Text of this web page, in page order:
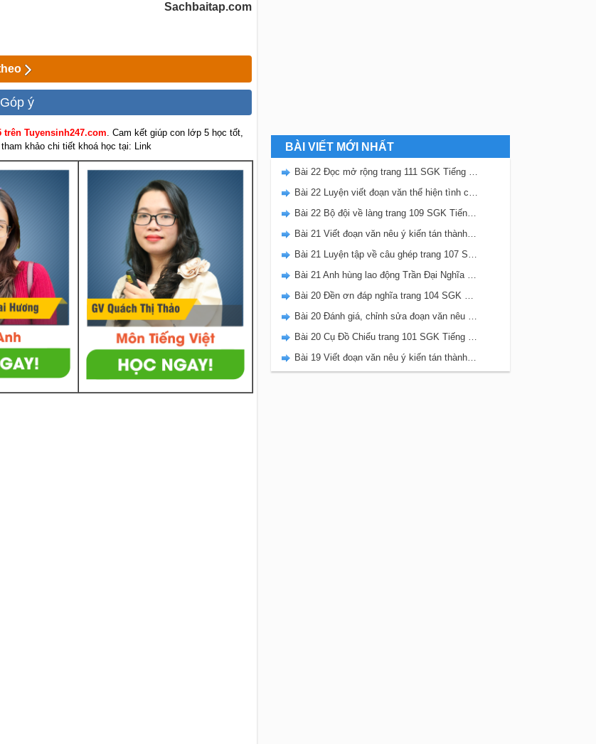
Sachbaitap.com
ý
Tuyensinh247.com. Cam kết giúp con lớp 5 học tốt,
khảo chi tiết khoá học tại: Link
BÀI VIẾT MỚI NHẤT
Bài 22 Đọc mở rộng trang 111 SGK Tiếng Việt 5 Kết nối tri thức tập 2
Bài 22 Luyện viết đoạn văn thể hiện tình cảm, cảm xúc về một sự việc trang 111 SGK Tiếng Việt 5 Kết nối tri thức tập 2
Bài 22 Bộ đội về làng trang 109 SGK Tiếng Việt 5 Kết nối tri thức tập 2
Bài 21 Viết đoạn văn nêu ý kiến tán thành một sự việc, hiện tượng (Bài viết số 2) trang 108 SGK Tiếng Việt 5 Kết nối tri thức tập 2
Bài 21 Luyện tập về câu ghép trang 107 SGK Tiếng Việt 5 Kết nối tri thức tập 2
Bài 21 Anh hùng lao động Trần Đại Nghĩa trang 106 SGK Tiếng Việt 5 Kết nối tri thức tập 2
Bài 20 Đền ơn đáp nghĩa trang 104 SGK Tiếng Việt 5 Kết nối tri thức tập 2
Bài 20 Đánh giá, chỉnh sửa đoạn văn nêu ý kiến tán thành một sự vật, hiện tượng trang 103 SGK Tiếng Việt 5 Kết nối tri thức tập 2
Bài 20 Cụ Đồ Chiểu trang 101 SGK Tiếng Việt 5 Kết nối tri thức tập 2
Bài 19 Viết đoạn văn nêu ý kiến tán thành một sự việc, hiện tượng (Bài viết số 1) trang 100 SGK Tiếng Việt 5 Kết nối tri thức tập 2